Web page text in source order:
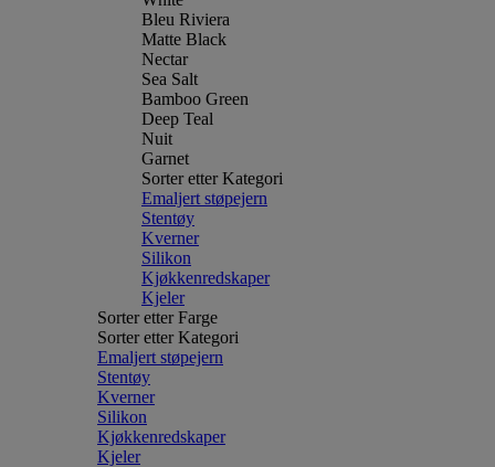
Bleu Riviera
Matte Black
Nectar
Sea Salt
Bamboo Green
Deep Teal
Nuit
Garnet
Sorter etter Kategori
Emaljert støpejern
Stentøy
Kverner
Silikon
Kjøkkenredskaper
Kjeler
Sorter etter Farge
Sorter etter Kategori
Emaljert støpejern
Stentøy
Kverner
Silikon
Kjøkkenredskaper
Kjeler